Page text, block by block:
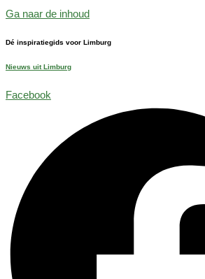
Ga naar de inhoud
Dé inspiratiegids voor Limburg
Nieuws uit Limburg
Facebook